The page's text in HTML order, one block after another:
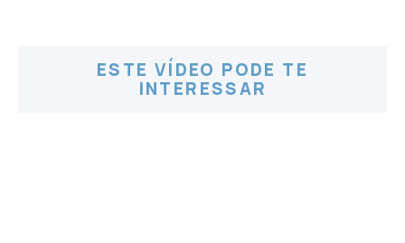
ESTE VÍDEO PODE TE
INTERESSAR